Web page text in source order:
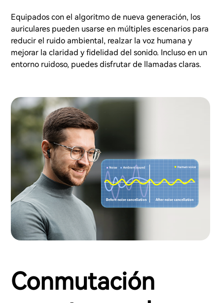
Equipados con el algoritmo de nueva generación, los
auriculares pueden usarse en múltiples escenarios para
reducir el ruido ambiental, realzar la voz humana y
mejorar la claridad y fidelidad del sonido. Incluso en un
entorno ruidoso, puedes disfrutar de llamadas claras.
Conmutación